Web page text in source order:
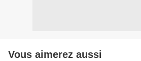
Vous aimerez aussi